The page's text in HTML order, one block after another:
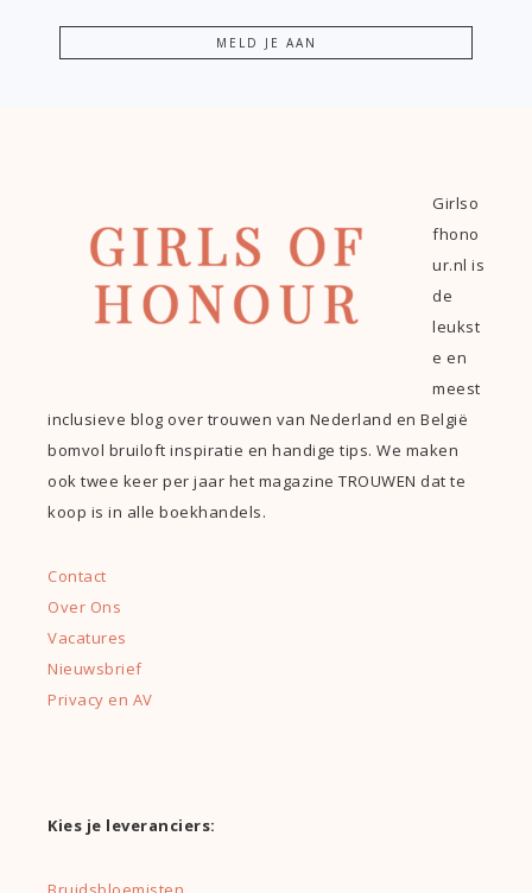
Girlso
fhono
ur.nl is
de
leukst
e en
meest
inclusieve blog over trouwen van Nederland en België
bomvol bruiloft inspiratie en handige tips. We maken
ook twee keer per jaar het magazine TROUWEN dat te
koop is in alle boekhandels.
Contact
Over Ons
Vacatures
Nieuwsbrief
Privacy en AV
Kies je leveranciers: